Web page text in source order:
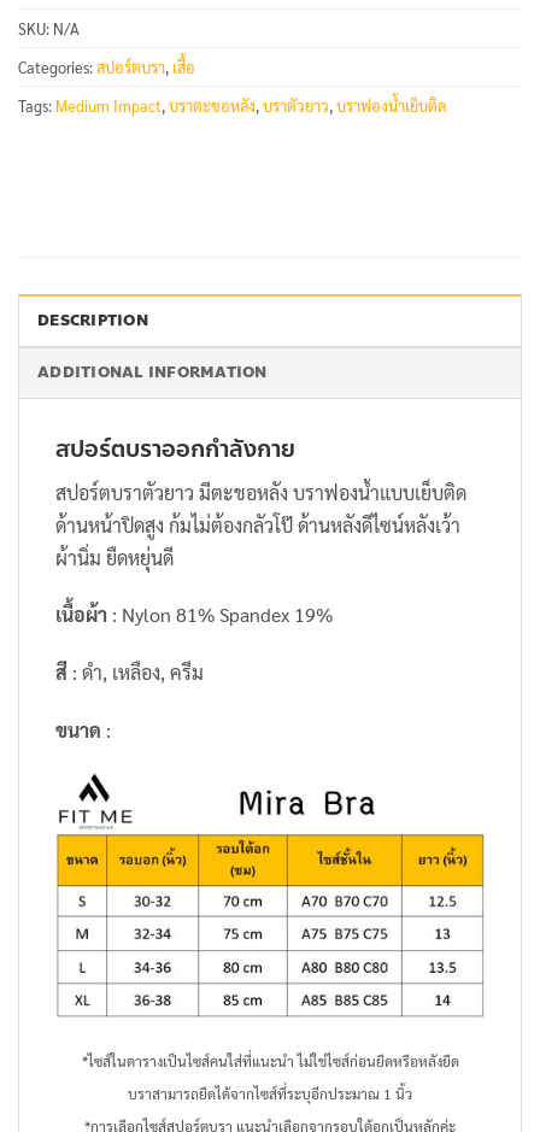
SKU: N/A
Categories:สปอร์ตบรา, เสื้อ
Tags: Medium Impact,บราตะขอหลัง,บราตัวยาว,บราฟองน้ำเย็บติด
DESCRIPTION
ADDITIONAL INFORMATION
สปอร์ตบราออกกำลังกาย
สปอร์ตบราตัวยาว มีตะขอหลัง บราฟองน้ำแบบเย็บติด
ด้านหน้าปิดสูง ก้มไม่ต้องกลัวโป๊ ด้านหลังดีไซน์หลังเว้า
ผ้านิ่ม ยืดหยุ่นดี
เนื้อผ้า : Nylon 81% Spandex 19%
สี : ดำ, เหลือง, ครีม
ขนาด :
*ไซส์ในตารางเป็นไซส์คนใส่ที่แนะนำ ไม่ใช่ไซส์ก่อนยืดหรือหลังยืด
บราสามารถยืดได้จากไซส์ที่ระบุอีกประมาณ 1 นิ้ว
*การเลือกไซส์สปอร์ตบรา แนะนำเลือกจากรอบใต้อกเป็นหลักค่ะ